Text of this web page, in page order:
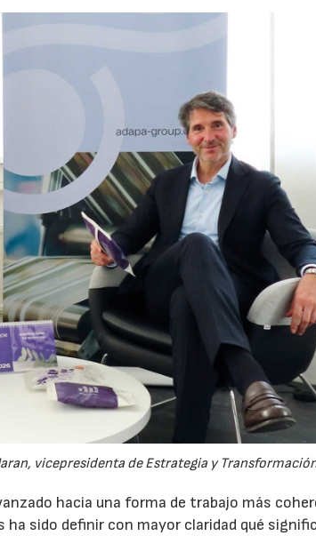
vicepresidenta de Estrategia y
hacia una forma de trabajo más
sido definir con mayor claridad qué